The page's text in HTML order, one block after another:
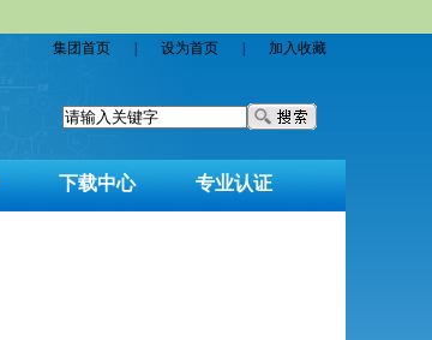
集团首页 设为首页 加入收藏
下载中心 专业认证